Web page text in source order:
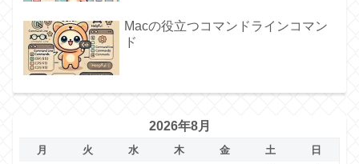
Macの役立つコマンドラインコマン
ド
2026年8月
月 火 水 木 金 土
日